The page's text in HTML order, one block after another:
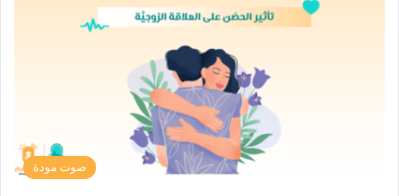
صوت مودة